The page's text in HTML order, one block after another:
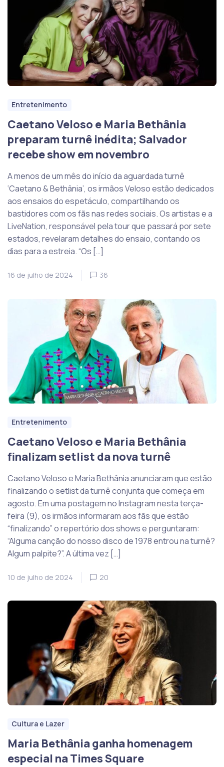
Entretenimento
Caetano Veloso e Maria Bethânia
preparam turnê inédita; Salvador
recebe show em novembro
A menos de um mês do início da aguardada turnê
‘Caetano & Bethânia’, os irmãos Veloso estão dedicados
aos ensaios do espetáculo, compartilhando os
bastidores com os fãs nas redes sociais. Os artistas e a
LiveNation, responsável pela tour que passará por sete
estados, revelaram detalhes do ensaio, contando os
dias para a estreia. “Os […]
16 de julho de 2024 36
Entretenimento
Caetano Veloso e Maria Bethânia
finalizam setlist da nova turnê
Caetano Veloso e Maria Bethânia anunciaram que estão
finalizando o setlist da turnê conjunta que começa em
agosto. Em uma postagem no Instagram nesta terça-
feira (9), os irmãos informaram aos fãs que estão
“finalizando” o repertório dos shows e perguntaram:
“Alguma canção do nosso disco de 1978 entrou na turnê?
Algum palpite?”. A última vez […]
10 de julho de 2024 20
Cultura e Lazer
Maria Bethânia ganha homenagem
especial na Times Square